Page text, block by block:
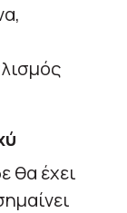
θα έχει